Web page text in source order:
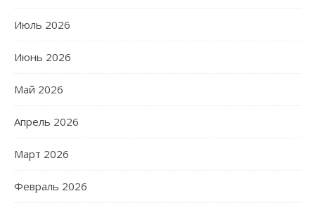
Июль 2026
Июнь 2026
Май 2026
Апрель 2026
Март 2026
Февраль 2026